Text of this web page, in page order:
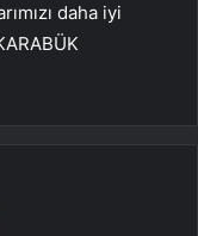
daha iyi